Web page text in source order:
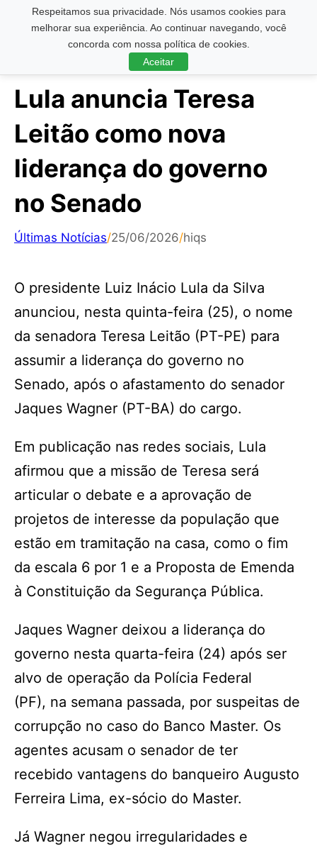
Respeitamos sua privacidade. Nós usamos cookies para
melhorar sua experiência. Ao continuar navegando, você
concorda com nossa política de cookies.
Aceitar
Pesquisar ...
Lula anuncia Teresa
Leitão como nova
liderança do governo
no Senado
Últimas Notícias/25/06/2026/hiqs
O presidente Luiz Inácio Lula da Silva
anunciou, nesta quinta-feira (25), o nome
da senadora Teresa Leitão (PT-PE) para
assumir a liderança do governo no
Senado, após o afastamento do senador
Jaques Wagner (PT-BA) do cargo.
Em publicação nas redes sociais, Lula
afirmou que a missão de Teresa será
articular o debate e a aprovação de
projetos de interesse da população que
estão em tramitação na casa, como o fim
da escala 6 por 1 e a Proposta de Emenda
à Constituição da Segurança Pública.
Jaques Wagner deixou a liderança do
governo nesta quarta-feira (24) após ser
alvo de operação da Polícia Federal
(PF), na semana passada, por suspeitas de
corrupção no caso do Banco Master. Os
agentes acusam o senador de ter
recebido vantagens do banqueiro Augusto
Ferreira Lima, ex-sócio do Master.
Já Wagner negou irregularidades e